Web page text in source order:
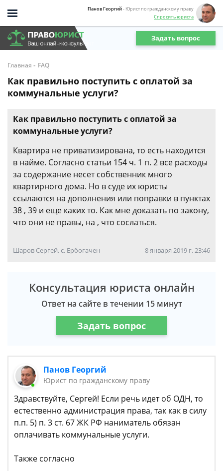
Панов Георгий- Юрист по гражданскому праву
Спросить юриста
Задать вопрос
Главная - FAQ
Как правильно поступить с оплатой за
коммунальные услуги?
Как правильно поступить с оплатой за
коммунальные услуги?
Квартира не приватизирована, то есть находится
в найме. Согласно статьи 154 ч. 1 п. 2 все расходы
за содержание несет собственник много
квартирного дома. Но в суде их юристы
ссылаются на дополнения или поправки в пунктах
38 , 39 и еще каких то. Как мне доказать по закону,
что они не правы, на , что сослаться.
Шаров Сергей, с. Ербогачен 8 января 2019 г. 23:46
Консультация юриста онлайн
Ответ на сайте в течении 15 минут
Задать вопрос
Панов Георгий
Юрист по гражданскому праву
Здравствуйте, Сергей! Если речь идет об ОДН, то
естественно администрация права, так как в силу
п.п. 5) п. 3 ст. 67 ЖК РФ наниматель обязан
оплачивать коммунальные услуги.
Также согласно